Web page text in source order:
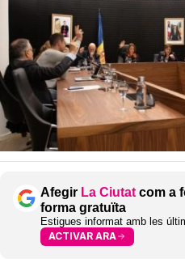
Afegir La Ciutat com a
forma gratuïta
Estigues informat amb les
ACTIVAR ARA